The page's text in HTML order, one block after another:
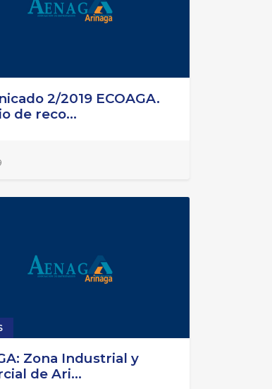
2/2019 ECOAGA.
de reco...
Zona Industrial y
de Ari...